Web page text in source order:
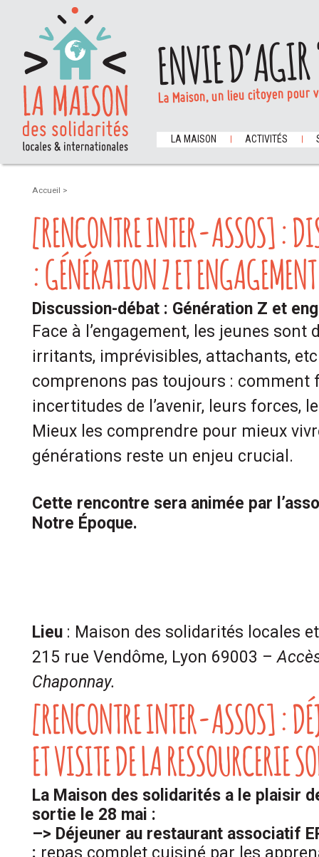
ENVIE
La Maison, un lieu citoyen
LA MAISON ACTIVITÉS
Accueil >
[RENCONTRE INTER-ASSOS] :
: GÉNÉRATION Z ET ENGAGEMENT
Discussion-débat : Génération Z et
Face à l’engagement, les jeunes sont
irritants, imprévisibles, attachants,
comprenons pas toujours : comment
incertitudes de l’avenir, leurs forces,
Mieux les comprendre pour mieux
générations reste un enjeu crucial.
Cette rencontre sera animée par
Notre Époque.
Lieu : Maison des solidarités locales
215 rue Vendôme, Lyon 69003 –
Chaponnay.
[RENCONTRE INTER-ASSOS] :
ET VISITE DE LA RESSOURCERIE
La Maison des solidarités a le plaisir
sortie le 28 mai :
–> Déjeuner au restaurant associatif
: repas complet cuisiné par les